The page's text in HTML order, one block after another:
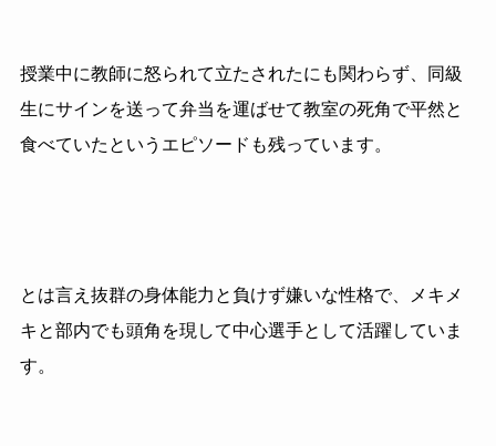
授業中に教師に怒られて立たされたにも関わらず、同級
生にサインを送って弁当を運ばせて教室の死角で平然と
食べていたというエピソードも残っています。
とは言え抜群の身体能力と負けず嫌いな性格で、メキメ
キと部内でも頭角を現して中心選手として活躍していま
す。